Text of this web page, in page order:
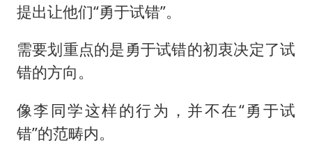
提出让他们“勇于试错”。
需要划重点的是勇于试错的初衷决定了试
错的方向。
像李同学这样的行为，并不在“勇于试
错”的范畴内。